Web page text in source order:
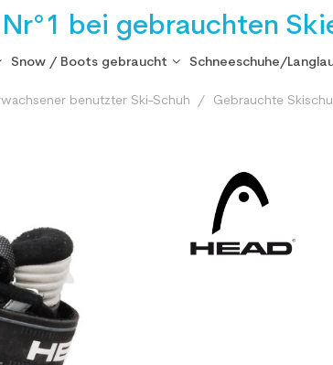
bei gebrauchten
Snow / Boots gebraucht Schneeschuhe/
benutzter Ski-Schuh Gebrauchte